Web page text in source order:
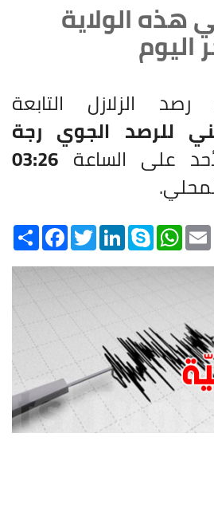
هذه الولاية
اليوم
الزلازل التابعة
للرصد الجوي رجة
على الساعة03:26
Share
FacebookTwitterLinkedInSkype
WhatsAppEmail